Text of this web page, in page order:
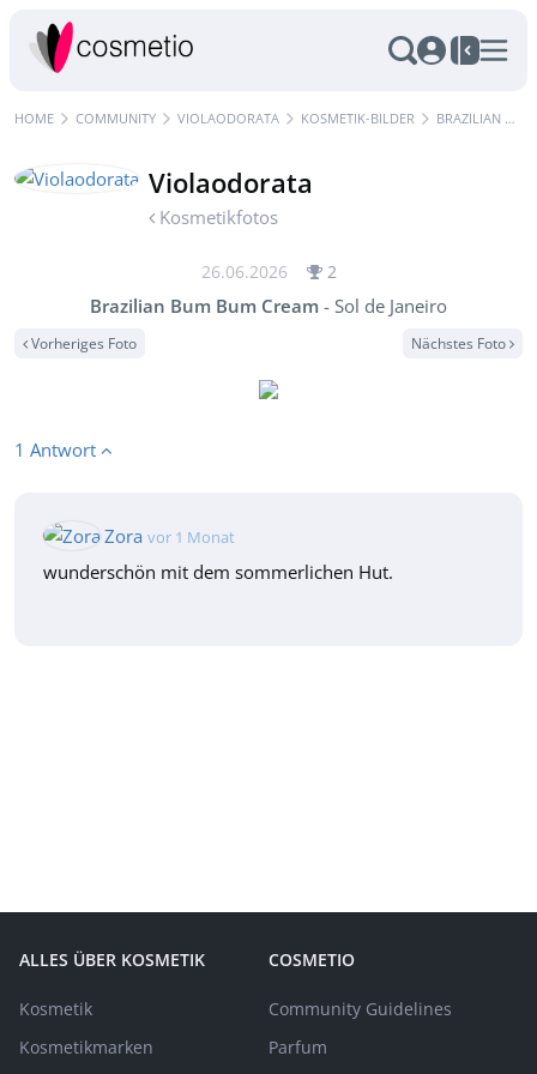
HOME COMMUNITY VIOLAODORATA KOSMETIK-BILDER BRAZILIAN BUM BUM CREAM - SOL DE JANEIRO
Violaodorata
Kosmetikfotos
26.06.2026 2
Brazilian Bum Bum Cream - Sol de Janeiro
Vorheriges Foto Nächstes Foto
1 Antwort
Zora vor 1 Monat
wunderschön mit dem sommerlichen Hut.
ALLES ÜBER KOSMETIK
Kosmetik
Kosmetikmarken
COSMETIO
Community Guidelines
Parfum